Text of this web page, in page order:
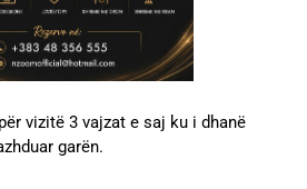
vizitë 3 vajzat e saj ku i dhanë
garën.